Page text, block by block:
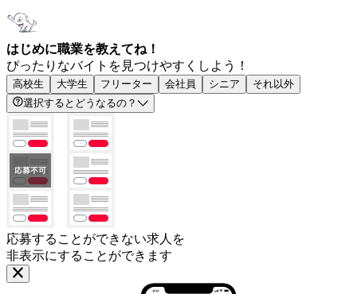
はじめに職業を教えてね！
ぴったりなバイトを見つけやすくしよう！
高校生 大学生 フリーター 会社員 シニア
それ以外
選択するとどうなるの？
応募することができない求人を
非表示にすることができます